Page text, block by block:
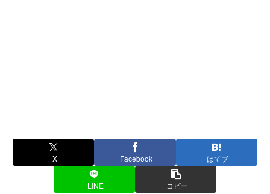
X Facebook はてブ
LINE コピー